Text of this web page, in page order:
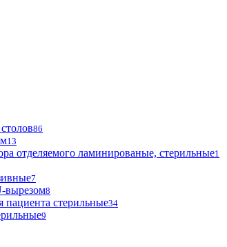
86
13
отделяемого ламинированые, стерильные1
7
вырезом8
пациента стерильные34
9